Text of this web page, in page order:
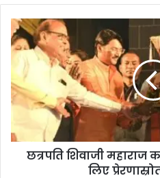
छत्रपति शिवाजी
लिए